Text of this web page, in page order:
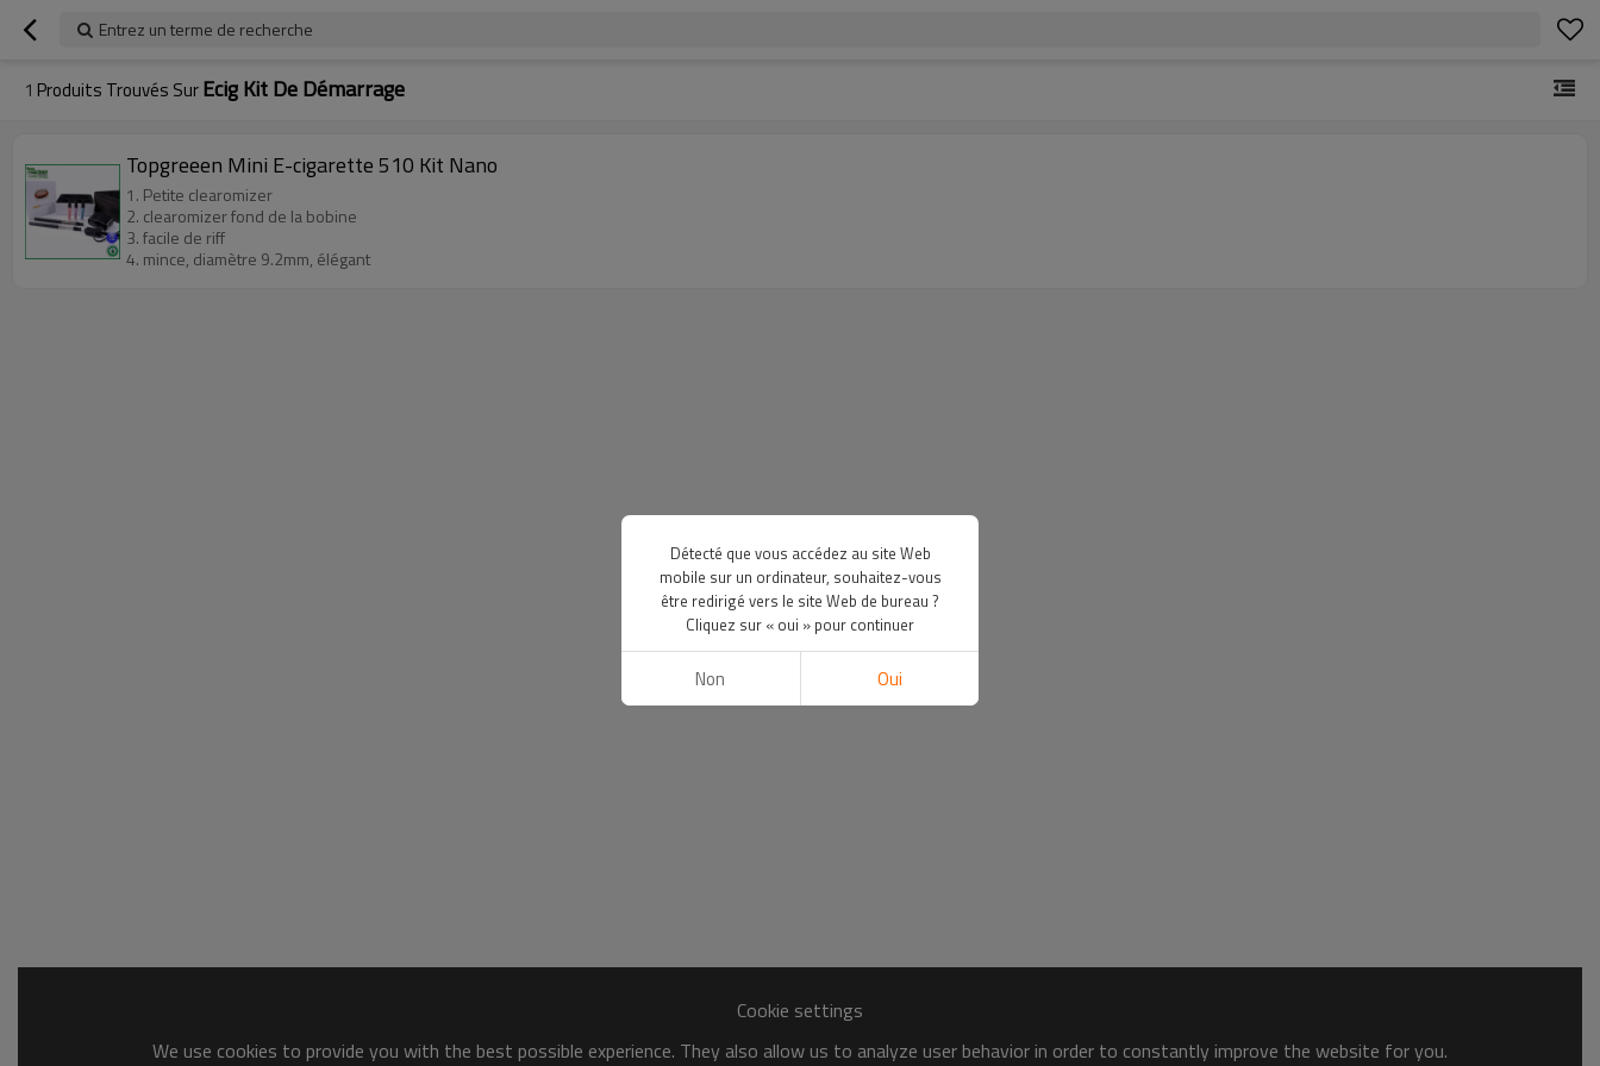
Entrez un terme de recherche
1 Produits Trouvés SurEcig Kit De Démarrage
Topgreeen Mini E-cigarette 510 Kit Nano
1. Petite clearomizer
2. clearomizer fond de la bobine
3. facile de riff
4. mince, diamètre 9.2mm, élégant
Cookie settings
We use cookies to provide you with the best possible experience. They also allow us to analyze user behavior in order to constantly improve the website for you.
Détecté que vous accédez au site Web
mobile sur un ordinateur, souhaitez-vous
être redirigé vers le site Web de bureau ?
Cliquez sur « oui » pour continuer
Non Oui